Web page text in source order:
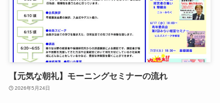
【元気な朝礼】モーニングセミナーの流れ
2026年5月24日